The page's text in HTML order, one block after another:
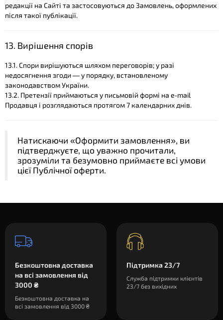
редакції на Сайті та застосовуються до Замовлень, оформлених
після такої публікації.
13. Вирішення спорів
13.1. Спори вирішуються шляхом переговорів; у разі
недосягнення згоди — у порядку, встановленому
законодавством України.
13.2. Претензії приймаються у письмовій формі на e‑mail
Продавця і розглядаються протягом 7 календарних днів.
Натискаючи «Оформити замовлення», ви
підтверджуєте, що уважно прочитали,
зрозуміли та безумовно приймаєте всі умови
цієї Публічної оферти.
Безкоштовна доставка
на всі замовлення від
3000 ₴
Безкоштовна доставка на
всі замовлення від 3000 ₴
Підтримка 23/7
Служба підтримки клієнтів
23/7 без вихідних